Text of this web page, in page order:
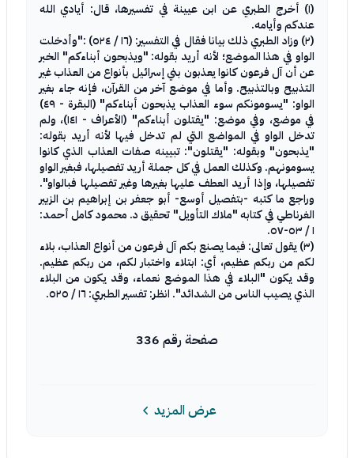
(١) أخرج الطبري عن ابن عيينة في تفسيرها، قال: أيادي الله
عندكم وأيامه.
(٢) وزاد الطبري ذلك بيانا فقال في التفسير: (١٦ / ٥٢٤) :"وأدخلت
الواو في هذا الموضع؛ لأنه أريد بقوله: "ويذبحون أبناءكم" الخبر
عن أن آل فرعون كانوا يعذبون بني إسرائيل بأنواع من العذاب غير
التذبيح وبالتذبيح. وأما في موضع آخر من القرآن، فإنه جاء بغير
الواو: "يسومونكم سوء العذاب يذبحون أبناءكم" (البقرة - ٤٩)
في موضع، وفي موضع: "يقتلون أبناءكم" (الأعراف - ١٤١)، ولم
تدخل الواو في المواضع التي لم تدخل فيها لأنه أريد بقوله:
"يذبحون" وبقوله: "يقتلون": تبيينه صفات العذاب الذي كانوا
يسومونهم. وكذلك العمل في كل جملة أريد تفصيلها، فبغير الواو
تفصيلها، وإذا أريد العطف عليها بغيرها وغير تفصيلها فبالواو".
وراجع ما كتبه -بتفصيل أوسع- أبو جعفر بن إبراهيم بن الزبير
الغرناطي في كتابه "ملاك التأويل" تحقيق د. محمود كامل أحمد:
١ / ٥٣-٥٧.
(٣) يقول تعالى: فيما يصنع بكم آل فرعون من أنواع العذاب، بلاء
لكم من ربكم عظيم، أي: ابتلاء واختبار لكم، من ربكم عظيم.
وقد يكون "البلاء في هذا الموضع نعماء، وقد يكون من البلاء
الذي يصيب الناس من الشدائد". انظر: تفسير الطبري: ١٦ / ٥٢٥.
صفحة رقم 336
عرض المزيد